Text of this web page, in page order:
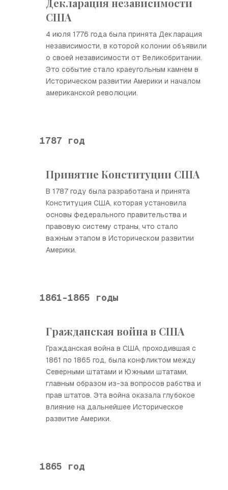
Декларация независимости
США
4 июля 1776 года была принята Декларация
независимости, в которой колонии объявили
о своей независимости от Великобритании.
Это событие стало краеугольным камнем в
Историческом развитии Америки и началом
американской революции.
1787 год
Принятие Конституции США
В 1787 году была разработана и принята
Конституция США, которая установила
основы федерального правительства и
правовую систему страны, что стало
важным этапом в Историческом развитии
Америки.
1861-1865 годы
Гражданская война в США
Гражданская война в США, проходившая с
1861 по 1865 год, была конфликтом между
Северными штатами и Южными штатами,
главным образом из-за вопросов рабства и
прав штатов. Эта война оказала глубокое
влияние на дальнейшее Историческое
развитие Америки.
1865 год